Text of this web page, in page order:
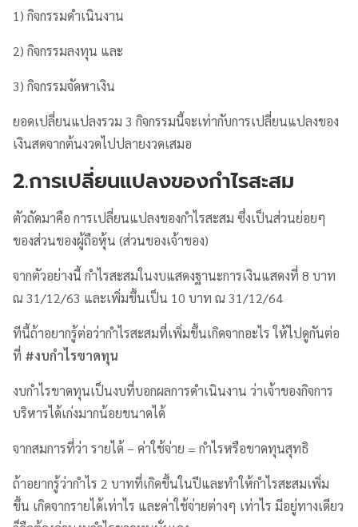
1) กิจกรรมดำเนินงาน
2) กิจกรรมลงทุน และ
3) กิจกรรมจัดหาเงิน
ยอดเปลี่ยนแปลงรวม 3 กิจกรรมนี้จะเท่ากับการเปลี่ยนแปลงของ
เงินสดจากต้นงวดไปปลายงวดเสมอ
2.การเปลี่ยนแปลงของกำไรสะสม
ตัวถัดมาคือ การเปลี่ยนแปลงของกำไรสะสม ซึ่งเป็นส่วนย่อยๆ
ของส่วนของผู้ถือหุ้น (ส่วนของเจ้าของ)
จากตัวอย่างนี้ กำไรสะสมในงบแสดงฐานะการเงินแสดงที่ 8 บาท
ณ 31/12/63 และเพิ่มขึ้นเป็น 10 บาท ณ 31/12/64
ทีนี้ถ้าอยากรู้ต่อว่ากำไรสะสมที่เพิ่มขึ้นเกิดจากอะไร ให้ไปดูกันต่อ
ที่ #งบกำไรขาดทุน
งบกำไรขาดทุนเป็นงบที่บอกผลการดำเนินงาน ว่าเจ้าของกิจการ
บริหารได้เก่งมากน้อยขนาดได้
จากสมการที่ว่า รายได้ – ค่าใช้จ่าย = กำไรหรือขาดทุนสุทธิ
ถ้าอยากรู้ว่ากำไร 2 บาทที่เกิดขึ้นในปีและทำให้กำไรสะสมเพิ่ม
ขึ้น เกิดจากรายได้เท่าไร และค่าใช้จ่ายต่างๆ เท่าไร มีอยู่ทางเดียว